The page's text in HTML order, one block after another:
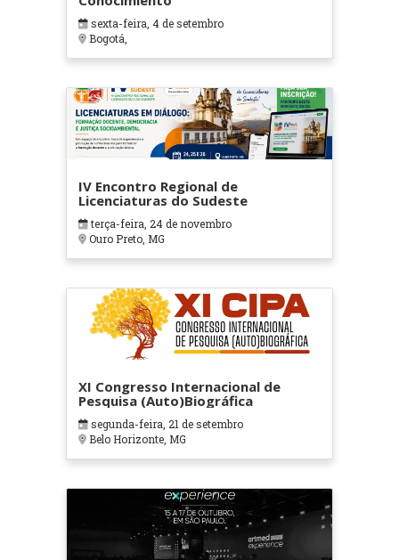
sexta-feira, 4 de setembro
Bogotá,
IV Encontro Regional de
Licenciaturas do Sudeste
terça-feira, 24 de novembro
Ouro Preto, MG
XI Congresso Internacional de
Pesquisa (Auto)Biográfica
segunda-feira, 21 de setembro
Belo Horizonte, MG